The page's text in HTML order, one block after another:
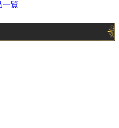
一覧